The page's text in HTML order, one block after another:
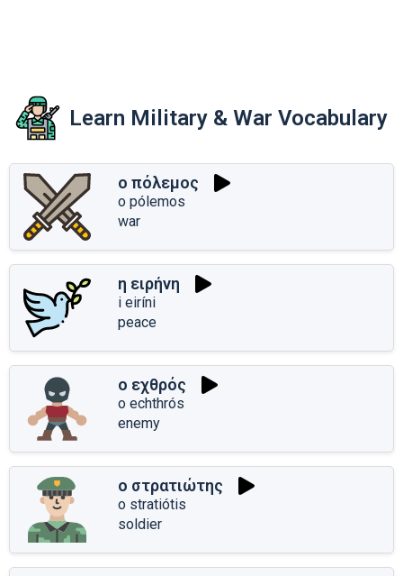
Learn Military & War Vocabulary
ο πόλεμος
o pólemos
war
η ειρήνη
i eiríni
peace
ο εχθρός
o echthrós
enemy
ο στρατιώτης
o stratiótis
soldier